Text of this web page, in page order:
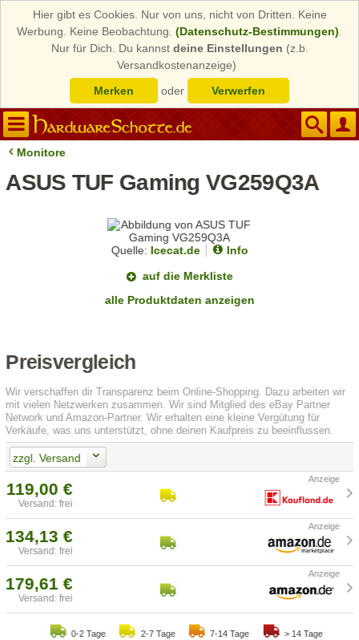
Hier gibt es Cookies. Nur von uns, nicht von Dritten. Keine
Werbung. Keine Beobachtung. (Datenschutz-Bestimmungen)
Nur für Dich. Du kannst deine Einstellungen (z.b.
Versandkostenanzeige)
Merken
oder Verwerfen
Monitore
ASUS TUF Gaming VG259Q3A
Quelle: Icecat.de
Info
auf die Merkliste
alle Produktdaten anzeigen
Preisvergleich
Wir verschaffen dir Transparenz beim Online-Shopping. Dazu arbeiten wir
mit vielen Netzwerken zusammen. Wir sind Mitglied des eBay Partner
Network und Amazon-Partner. Wir erhalten eine kleine Vergütung für
Verkäufe, was uns unterstützt, ohne deinen Kaufpreis zu beeinflussen.
zzgl. Versand
119,00 €
Versand: frei
134,13 €
Versand: frei
179,61 €
Versand: frei
0-2 Tage 2-7 Tage 7-14 Tage > 14 Tage